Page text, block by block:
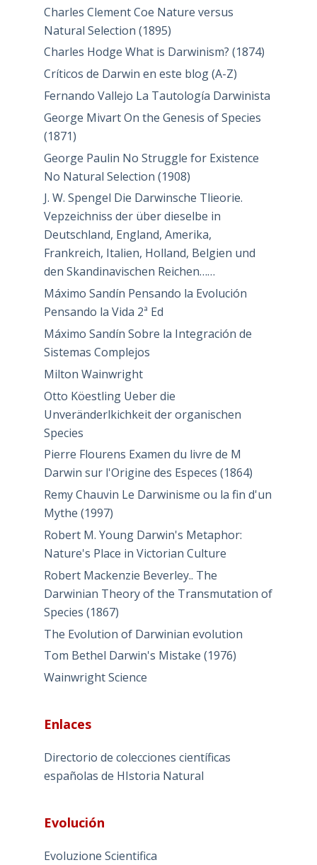
Charles Clement Coe Nature versus
Natural Selection (1895)
Charles Hodge What is Darwinism? (1874)
Críticos de Darwin en este blog (A-Z)
Fernando Vallejo La Tautología Darwinista
George Mivart On the Genesis of Species
(1871)
George Paulin No Struggle for Existence
No Natural Selection (1908)
J. W. Spengel Die Darwinsche Tlieorie.
Vepzeichniss der über dieselbe in
Deutschland, England, Amerika,
Frankreich, Italien, Holland, Belgien und
den Skandinavischen Reichen……
Máximo Sandín Pensando la Evolución
Pensando la Vida 2ª Ed
Máximo Sandín Sobre la Integración de
Sistemas Complejos
Milton Wainwright
Otto Köestling Ueber die
Unveränderlkichkeit der organischen
Species
Pierre Flourens Examen du livre de M
Darwin sur l'Origine des Especes (1864)
Remy Chauvin Le Darwinisme ou la fin d'un
Mythe (1997)
Robert M. Young Darwin's Metaphor:
Nature's Place in Victorian Culture
Robert Mackenzie Beverley.. The
Darwinian Theory of the Transmutation of
Species (1867)
The Evolution of Darwinian evolution
Tom Bethel Darwin's Mistake (1976)
Wainwright Science
Enlaces
Directorio de colecciones científicas
españolas de HIstoria Natural
Evolución
Evoluzione Scientifica